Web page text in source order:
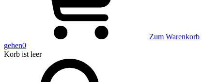
Zum Warenkorb
gehen0
Korb ist leer